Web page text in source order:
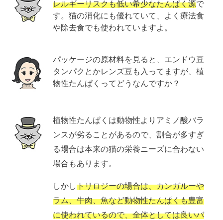
レルギーリスクも低い希少なたんぱく源で
す。猫の消化にも優れていて、よく療法食
や除去食でも使われていますよ。
パッケージの原材料を見ると、エンドウ豆
タンパクとかレンズ豆も入ってますが、植
物性たんぱくってどうなんですか？
植物性たんぱくは動物性よりアミノ酸バラ
ンスが劣ることがあるので、割合が多すぎ
る場合は本来の猫の栄養ニーズに合わない
場合もあります。
しかしトリロジーの場合は、カンガルーや
ラム、牛肉、魚など動物性たんぱくも豊富
に使われているので、全体としては良いバ